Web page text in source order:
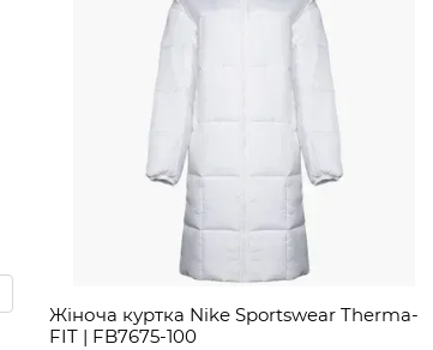
Жіноча куртка Nike Sportswear Therma-
FIT | FB7675-100